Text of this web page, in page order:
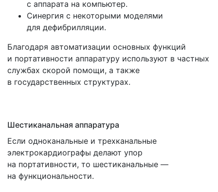
с аппарата на компьютер.
Синергия с некоторыми моделями
для дефибрилляции.
Благодаря автоматизации основных функций
и портативности аппаратуру используют в частных
службах скорой помощи, а также
в государственных структурах.
Шестиканальная аппаратура
Если одноканальные и трехканальные
электрокардиографы делают упор
на портативности, то шестиканальные —
на функциональности.